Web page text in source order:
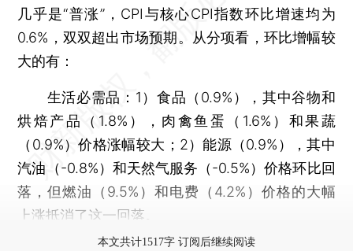
几乎是“普涨”，CPI与核心CPI指数环比增速均为
0.6%，双双超出市场预期。从分项看，环比增幅较
大的有：
生活必需品：1）食品（0.9%），其中谷物和
烘焙产品（1.8%），肉禽鱼蛋（1.6%）和果蔬
（0.9%）价格涨幅较大；2）能源（0.9%），其中
汽油（-0.8%）和天然气服务（-0.5%）价格环比回
落，但燃油（9.5%）和电费（4.2%）价格的大幅
上涨抵消了这一回落。
本文共计1517字 订阅后继续阅读